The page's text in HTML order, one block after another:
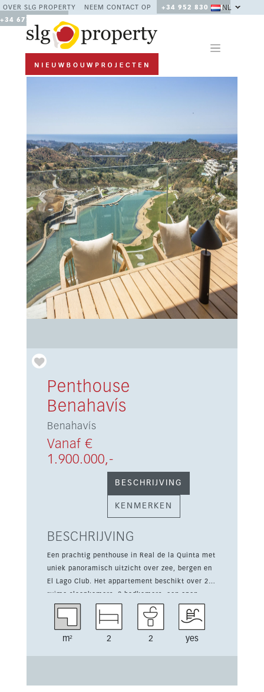
OVER SLG PROPERTY NEEM CONTACT OP
+34 952 830 378 /
+34 677 670 480
NL
Previous Next
Penthouse
Benahavís
Benahavís
Vanaf €
1.900.000,-
BESCHRIJVING
KENMERKEN
BESCHRIJVING
Een prachtig penthouse in Real de la Quinta met
uniek panoramisch uitzicht over zee, bergen en
El Lago Club. Het appartement beschikt over 2
ruime slaapkamers, 2 badkamers, een open
woon-, eet- en keukenruimte en een aparte
wasruimte. Vanaf de woonkamer kom je op een
keuken en een infinity pool met spectaculair
m² 2 2 yes